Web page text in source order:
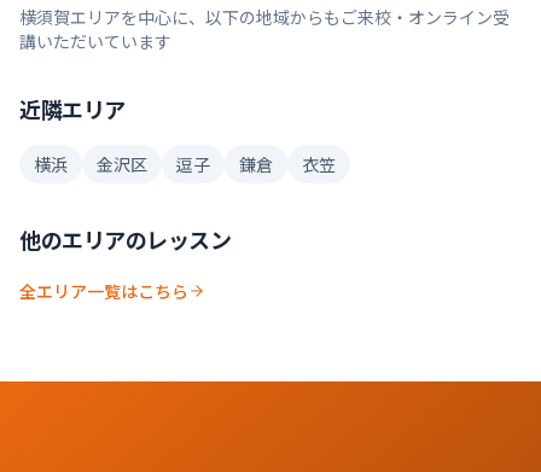
横須賀エリアを中心に、以下の地域からもご来校・オンライン受
講いただいています
近隣エリア
横浜 金沢区 逗子 鎌倉 衣笠
他のエリアのレッスン
全エリア一覧はこちら